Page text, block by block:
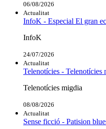
06/08/2026
Actualitat
InfoK - Especial El gran
InfoK
24/07/2026
Actualitat
Telenotícies - Telenotícies
Telenotícies migdia
08/08/2026
Actualitat
Sense ficció - Patision